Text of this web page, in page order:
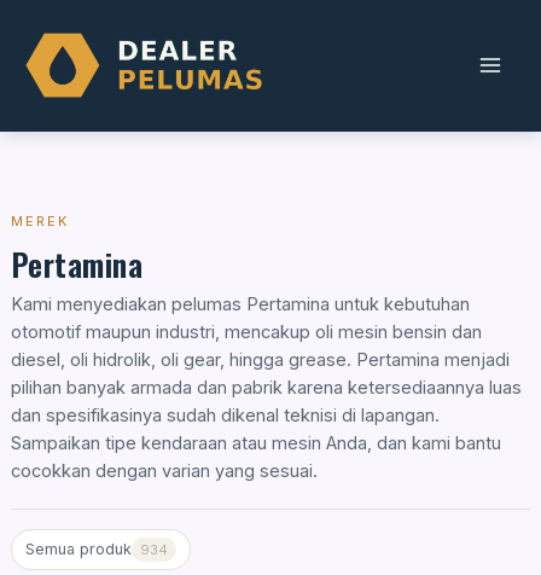
content
MEREK
Pertamina
Kami menyediakan pelumas Pertamina untuk kebutuhan
otomotif maupun industri, mencakup oli mesin bensin dan
diesel, oli hidrolik, oli gear, hingga grease. Pertamina menjadi
pilihan banyak armada dan pabrik karena ketersediaannya luas
dan spesifikasinya sudah dikenal teknisi di lapangan.
Sampaikan tipe kendaraan atau mesin Anda, dan kami bantu
cocokkan dengan varian yang sesuai.
Semua produk 934